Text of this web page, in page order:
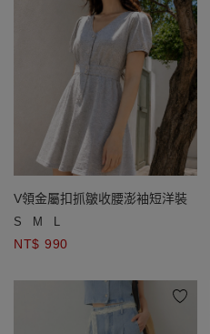
V領金屬扣抓皺收腰澎袖短洋裝
S M L
NT$ 990